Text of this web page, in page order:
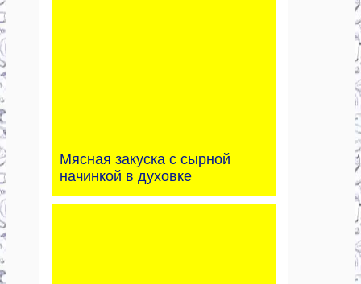
Мясная закуска с сырной
начинкой в духовке